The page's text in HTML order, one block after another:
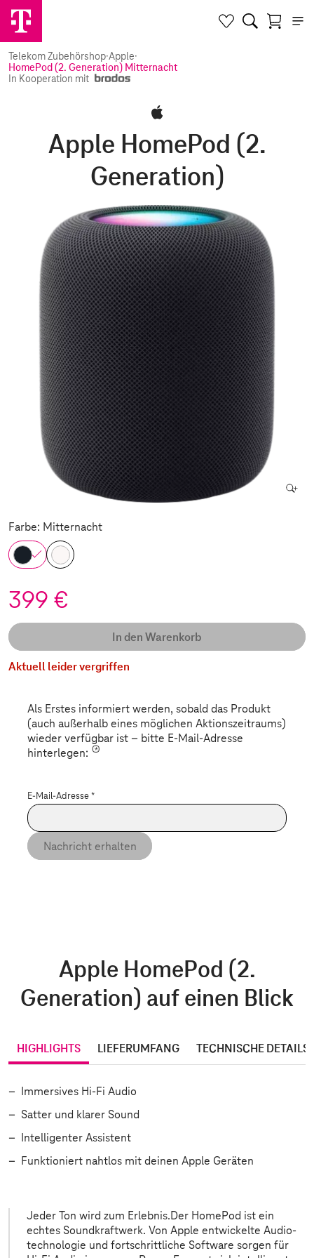
Telekom Zubehörshop·Apple·
HomePod (2. Generation) Mitternacht
In Kooperation mit
Apple HomePod (2.
Generation)
Farbe: Mitternacht
399 €
In den Warenkorb
Aktuell leider vergriffen
Als Erstes informiert werden, sobald das Produkt
(auch außerhalb eines möglichen Aktionszeitraums)
wieder verfügbar ist – bitte E-Mail-Adresse
hinterlegen: *
E-Mail-Adresse*
Nachricht erhalten
Apple HomePod (2.
Generation) auf einen Blick
HIGHLIGHTS LIEFERUMFANG TECHNISCHE DETAILS
Immersives Hi-Fi Audio
Satter und klarer Sound
Intelligenter Assistent
Funktioniert nahtlos mit deinen Apple Geräten
Jeder Ton wird zum Erlebnis.Der HomePod ist ein
echtes Soundkraftwerk. Von Apple entwickelte Audio­
techno­logie und fortschrittliche Software sorgen für